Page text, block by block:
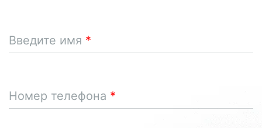
Введите имя
Номер телефона